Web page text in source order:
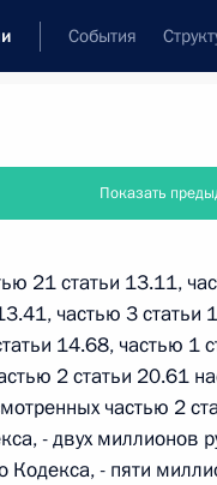
События
или его номер
Показать
21 статьи 13.11,
частью 3 статьи
14.68, частью 1
2 статьи 20.61
частью 2
- двух миллионов
Кодекса, - пяти